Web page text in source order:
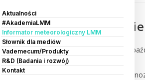
Aktualności
#AkademiaLMM
Informator meteorologiczny LMM
Słownik dla mediów
Vademecum/Produkty
R&D (Badania i rozwój)
Kontakt
Prognozy
lmm_admin 23
Europejskie Centrum